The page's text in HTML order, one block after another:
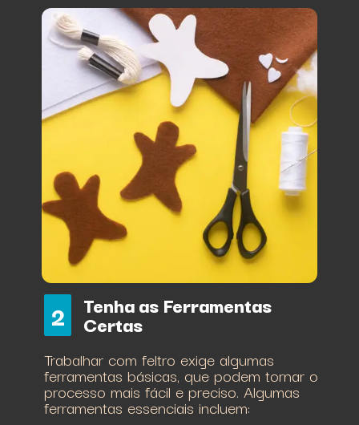
Trabalhar com feltro exige algumas
ferramentas básicas, que podem tornar o
processo mais fácil e preciso. Algumas
ferramentas essenciais incluem:
Tenha as Ferramentas
Certas
2